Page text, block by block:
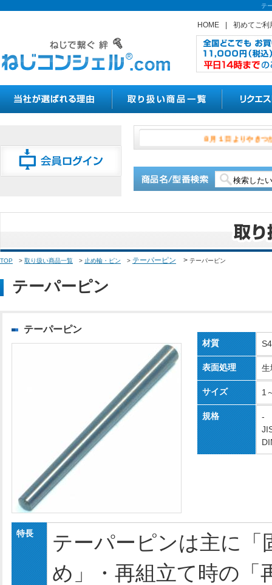
テ
HOME 初めてご利
８月１日
TOP > 取り扱い商品一覧 > 止め輪・ピン > テーパーピン > テーパーピン
テーパーピン
テーパーピン
材質
表面処理 生
サイズ 1
規格
-
特長
テーパーピンは主に「
め」・再組立て時の「